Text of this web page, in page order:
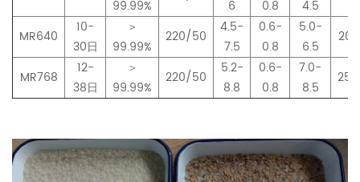
99.99%
6
0.8
4.5
MR640
10-
30日
＞
99.99%
220/50
4.5-
7.5
0.6-
0.8
5.0-
6.5
MR768
12-
38日
＞
99.99%
220/50
5.2-
8.8
0.6-
0.8
7.0-
8.5